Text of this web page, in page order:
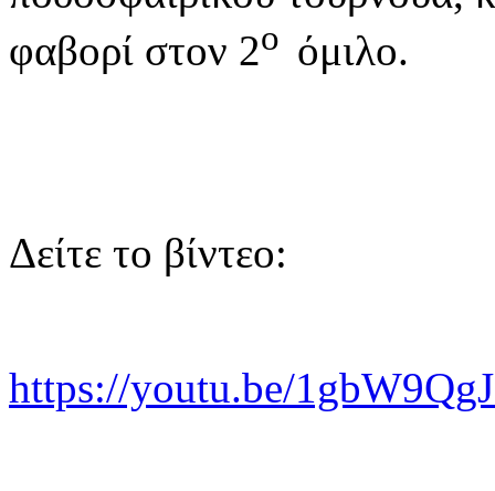
φαβορί στον 2ο όμιλο.
Δείτε το βίντεο:
https://youtu.be/